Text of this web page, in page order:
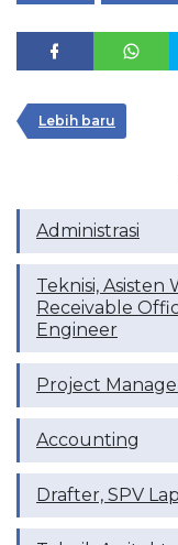
Lebih baru
Administrasi
Teknisi, Asisten
Receivable
Engineer
Project
Accounting
Drafter, SPV